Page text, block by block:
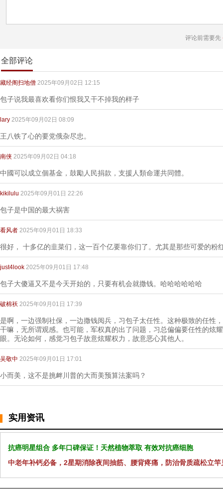
评论前需要先
全部评论
藏经阁扫地僧 2025年09月02日 12:15
包子说我最喜欢看你们恨我又干不掉我的样子
lary 2025年09月02日 08:09
王八铁了心的要党俄杂尽忠。
南侠 2025年09月02日 04:18
中國可以成立個基金，鼓勵人民捐款，支援人類命運共同體。
kikilulu 2025年09月01日 22:26
包子是中国的最大祸害
看风者 2025年09月01日 18:33
很好， 十多亿的韭菜们，这一百个亿要靠你们了。尤其是那些可爱的粉
just4look 2025年09月01日 17:48
包子大傻逼又不是今天开始的，只要有机会就撒钱。哈哈哈哈哈哈
破棉袄 2025年09月01日 17:39
是啊，一边强制社保，一边撒钱阅兵，习包子太任性。这种极致的任性
干嘛，无所谓观感。也可能，军权真的出了问题，习总偏偏要任性的炫
眼。无论如何，感觉习包子故意炫耀权力，故意恶心其他人。
吴敬中 2025年09月01日 17:01
小而美，这不是挑衅川普的大而美预算法案吗？
实用资讯
抗癌明星组合 多年口碑保证！天然植物萃取 有效对抗癌细胞
中老年补钙必备，2星期消除夜间抽筋、腰背疼痛，防治骨质疏松立竿